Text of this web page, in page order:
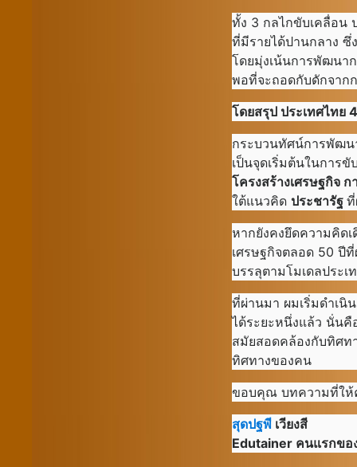
ทั้ง 3 กลไกขับเคลื่อน
ที่มีรายได้ปานกลาง ซึ่
โดยมุ่งเน้นการพัฒนา
พอที่จะถอดกับดักจาก
โดยสรุป ประเทศไทย
กระบวนทัศน์การพัฒ
เป็นจุดเริ่มต้นในการขั
โครงสร้างเศรษฐกิจ
ใต้แนวคิด ประชารัฐ ที่
หากยังคงยึดความคิด
เศรษฐกิจตลอด 50 ปี
บรรลุตามโมเดลประเ
ที่ผ่านมา ผมเริ่มดำเนิ
ได้ระยะหนึ่งแล้ว นั่น
สมัยสอดคล้องกับทิศท
ทิศทางของคน
ขอบคุณ บทความที่ให้
สุดปฐพีเวียงสี
Edutainer คนแรกขอ